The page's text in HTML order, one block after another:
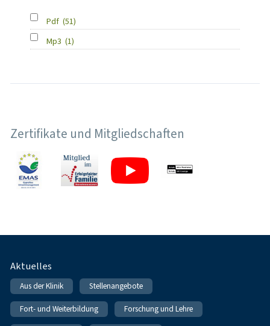
Pdf (51)
Mp3 (1)
Zertifikate und Mitgliedschaften
Fußnavigation
Aktuelles
Aus der Klinik Stellenangebote
Fort- und Weiterbildung Forschung und Lehre